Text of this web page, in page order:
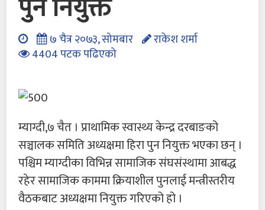
७ चैत्र २०७३, सोमबार
राकेश शर्मा
4404 पटक पढिएको
म्याग्दी,७ चैत । प्राथामिक स्वास्थ्य केन्द्र दरबाङको
सञ्चालक समिति अध्यक्षमा हिरा पुन नियुक्त भएका छन् ।
पश्चिम म्याग्दीका विभिन्न सामाजिक संघसंस्थामा आबद्ध
रहेर सामाजिक काममा क्रियाशील पुनलाई मन्त्रीस्तरीय
वैठकबाट अध्यक्षमा नियुक्त गरिएको हो ।